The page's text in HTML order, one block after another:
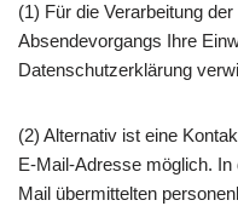
(1) Für die Verarbeitung
Absendevorgangs Ihre
Datenschutzerklärung
(2) Alternativ ist eine
E-Mail-Adresse möglich.
Mail übermittelten